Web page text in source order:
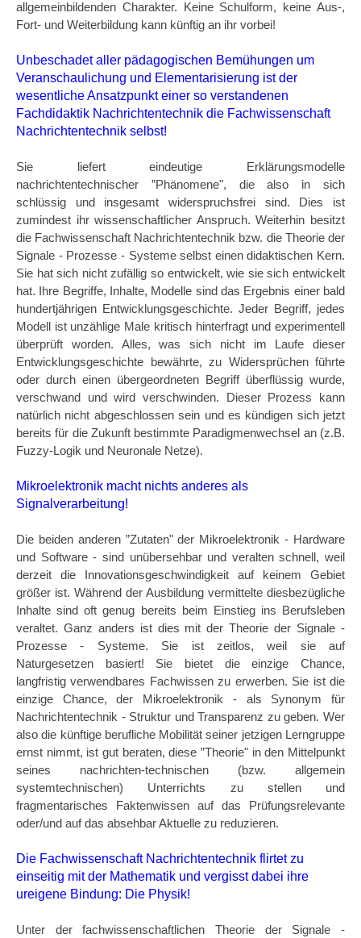
allgemeinbildenden Charakter. Keine Schulform, keine Aus-,
Fort- und Weiterbildung kann künftig an ihr vorbei!
Unbeschadet aller pädagogischen Bemühungen um
Veranschaulichung und Elementarisierung ist der
wesentliche Ansatzpunkt einer so verstandenen
Fachdidaktik Nachrichtentechnik die Fachwissenschaft
Nachrichtentechnik selbst!
Sie liefert eindeutige Erklärungsmodelle
nachrichtentechnischer ”Phänomene", die also in sich
schlüssig und insgesamt widerspruchsfrei sind. Dies ist
zumindest ihr wissenschaftlicher Anspruch. Weiterhin besitzt
die Fachwissenschaft Nachrichtentechnik bzw. die Theorie der
Signale - Prozesse - Systeme selbst einen didaktischen Kern.
Sie hat sich nicht zufällig so entwickelt, wie sie sich entwickelt
hat. Ihre Begriffe, Inhalte, Modelle sind das Ergebnis einer bald
hundertjährigen Entwicklungsgeschichte. Jeder Begriff, jedes
Modell ist unzählige Male kritisch hinterfragt und experimentell
überprüft worden. Alles, was sich nicht im Laufe dieser
Entwicklungsgeschichte bewährte, zu Widersprüchen führte
oder durch einen übergeordneten Begriff überflüssig wurde,
verschwand und wird verschwinden. Dieser Prozess kann
natürlich nicht abgeschlossen sein und es kündigen sich jetzt
bereits für die Zukunft bestimmte Paradigmenwechsel an (z.B.
Fuzzy-Logik und Neuronale Netze).
Mikroelektronik macht nichts anderes als
Signalverarbeitung!
Die beiden anderen ”Zutaten" der Mikroelektronik - Hardware
und Software - sind unübersehbar und veralten schnell, weil
derzeit die Innovationsgeschwindigkeit auf keinem Gebiet
größer ist. Während der Ausbildung vermittelte diesbezügliche
Inhalte sind oft genug bereits beim Einstieg ins Berufsleben
veraltet. Ganz anders ist dies mit der Theorie der Signale -
Prozesse - Systeme. Sie ist zeitlos, weil sie auf
Naturgesetzen basiert! Sie bietet die einzige Chance,
langfristig verwendbares Fachwissen zu erwerben. Sie ist die
einzige Chance, der Mikroelektronik - als Synonym für
Nachrichtentechnik - Struktur und Transparenz zu geben. Wer
also die künftige berufliche Mobilität seiner jetzigen Lerngruppe
ernst nimmt, ist gut beraten, diese ”Theorie" in den Mittelpunkt
seines nachrichten-technischen (bzw. allgemein
systemtechnischen) Unterrichts zu stellen und
fragmentarisches Faktenwissen auf das Prüfungsrelevante
oder/und auf das absehbar Aktuelle zu reduzieren.
Die Fachwissenschaft Nachrichtentechnik flirtet zu
einseitig mit der Mathematik und vergisst dabei ihre
ureigene Bindung: Die Physik!
Unter der fachwissenschaftlichen Theorie der Signale -